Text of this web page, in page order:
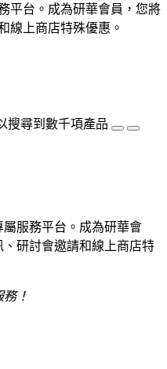
平台。成為研華會員，您將
線上商店特殊優惠。
搜尋到數千項產品
屬服務平台。成為研華會
研討會邀請和線上商店特
！